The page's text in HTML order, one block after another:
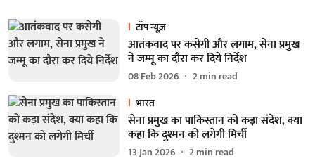
टॉप न्यूज़
आतंकवाद पर कसेगी और लगाम, सेना प्रमुख
ने जम्मू का दौरा कर दिये निर्देश
08 Feb 2026 2min read
भारत
सेना प्रमुख का पाकिस्तान को कड़ा संदेश, क्या
कहा कि दुश्मन को लगेगी मिर्ची
13 Jan 2026 2min read